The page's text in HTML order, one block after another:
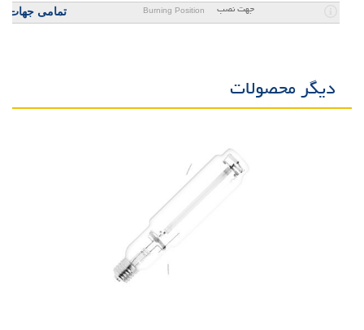
جهت نصب Burning Position تمامی جهات
دیگر محصولات